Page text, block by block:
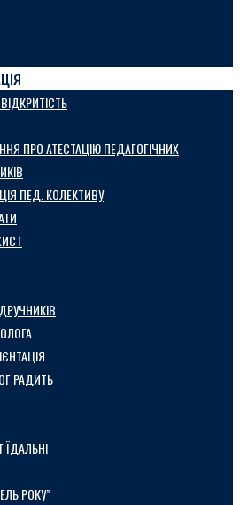
ПРО АТЕСТАЦІЮ ПЕДАГОГІЧНИХ
ПЕД. КОЛЕКТИВУ
РАДИТЬ
ЇДАЛЬНІ
РОКУ”